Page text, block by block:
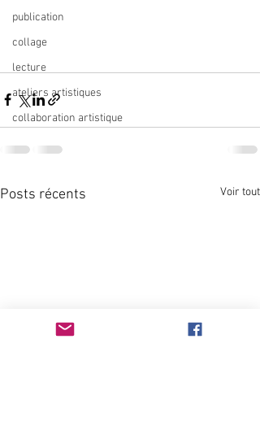
publication
collage
lecture
ateliers artistiques
collaboration artistique
Posts récents Voir tout